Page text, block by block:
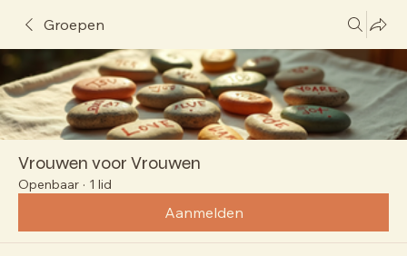
Groepen
Vrouwen voor Vrouwen
Openbaar · 1 lid
Aanmelden